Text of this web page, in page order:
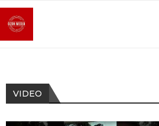
VIDEO